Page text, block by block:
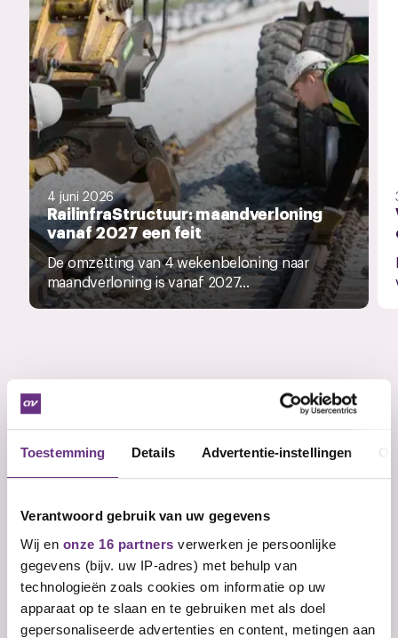
Toestemming Details Advertentie-instellingen
Verantwoord gebruik van uw gegevens
Wij en onze 16 partners verwerken je persoonlijke
gegevens (bijv. uw IP-adres) met behulp van
technologieën zoals cookies om informatie op uw
apparaat op te slaan en te gebruiken met als doel
gepersonaliseerde advertenties en content, metingen aan
4 juni 2026
RailinfraStructuur: maandverloning
vanaf 2027 een feit
De omzetting van 4 wekenbeloning naar
maandverloning is vanaf 2027...
Veelgestelde vragen
Wie sluit een cao af?
Wat zijn primaire
arbeidsvoorwaarden?
Wat zijn secundaire
arbeidsvoorwaarden?
De einddatum van de cao is